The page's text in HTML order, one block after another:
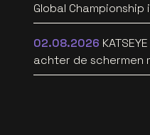
Global
bekend
02.08.2026
achter de schermen
WILD HEARTS [trailer]